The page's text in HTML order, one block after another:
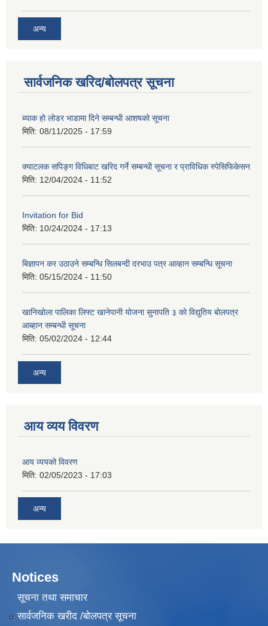
अन्य
सार्वजनिक खरिद/बोलपत्र सूचना
ब्याक हो लोडर भाडामा दिने सम्बन्धी आशषको सूचना
मिति: 08/11/2025 - 17:59
क्याटलक सपिङ्ग विधिबाट खरिद गर्ने सम्बन्धी सूचना र प्राविधिक स्पेसिफिकेसन
मिति: 12/04/2024 - 11:52
Invitation for Bid
मिति: 10/24/2024 - 17:13
बिज्ञापन कर उठाउने सम्बन्धि सिलबन्दी दरभाउ पत्र आव्हान सम्बन्धि सूचना
मिति: 05/15/2024 - 11:50
खानिखोला पालिका लिफ्ट खानेपानी योजना सुनापति ३ को विद्युतिय बोलपत्र
आब्हान सम्बन्धी सूचना
मिति: 05/02/2024 - 12:44
अन्य
आय व्यय विवरण
आय व्ययको विवरण
मिति: 02/05/2023 - 17:03
अन्य
Notices
सूचना तथा समाचार
सार्वजनिक खरीद /बोलपत्र सूचना